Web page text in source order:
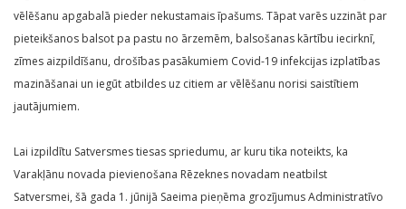
vēlēšanu apgabalā pieder nekustamais īpašums. Tāpat varēs uzzināt par
pieteikšanos balsot pa pastu no ārzemēm, balsošanas kārtību iecirknī,
zīmes aizpildīšanu, drošības pasākumiem Covid-19 infekcijas izplatības
mazināšanai un iegūt atbildes uz citiem ar vēlēšanu norisi saistītiem
jautājumiem.
Lai izpildītu Satversmes tiesas spriedumu, ar kuru tika noteikts, ka
Varakļānu novada pievienošana Rēzeknes novadam neatbilst
Satversmei, šā gada 1. jūnijā Saeima pieņēma grozījumus Administratīvo